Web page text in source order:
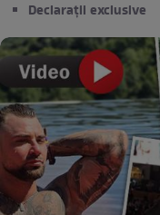
Declarații exclusive